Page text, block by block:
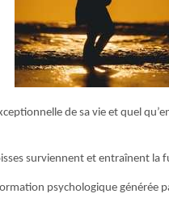
de sa vie et quel
surviennent et entraînent
psychologique générée